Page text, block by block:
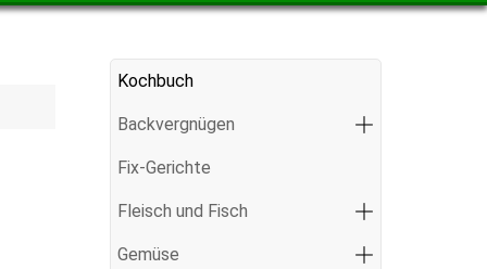
Kochbuch
Backvergnügen
Fix-Gerichte
Fleisch und Fisch
Gemüse